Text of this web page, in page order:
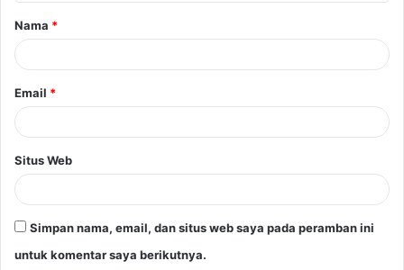
Nama *
Email *
Situs Web
Simpan nama, email, dan situs web saya pada peramban ini
untuk komentar saya berikutnya.